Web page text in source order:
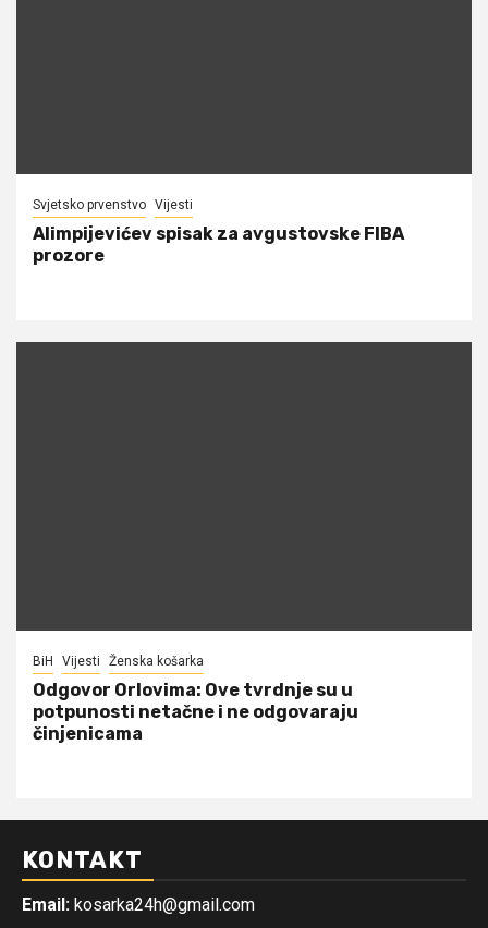
Svjetsko prvenstvo Vijesti
Alimpijevićev spisak za avgustovske FIBA
prozore
BiH Vijesti Ženska košarka
Odgovor Orlovima: ​Ove tvrdnje su u
potpunosti netačne i ne odgovaraju
činjenicama
KONTAKT
Email: kosarka24h@gmail.com